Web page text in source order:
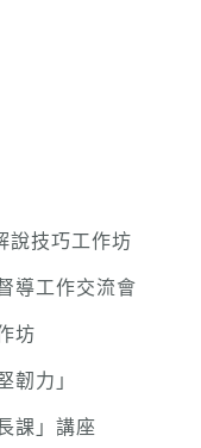
說技巧工作坊
導工作交流會
坊
韌力」
課」講座